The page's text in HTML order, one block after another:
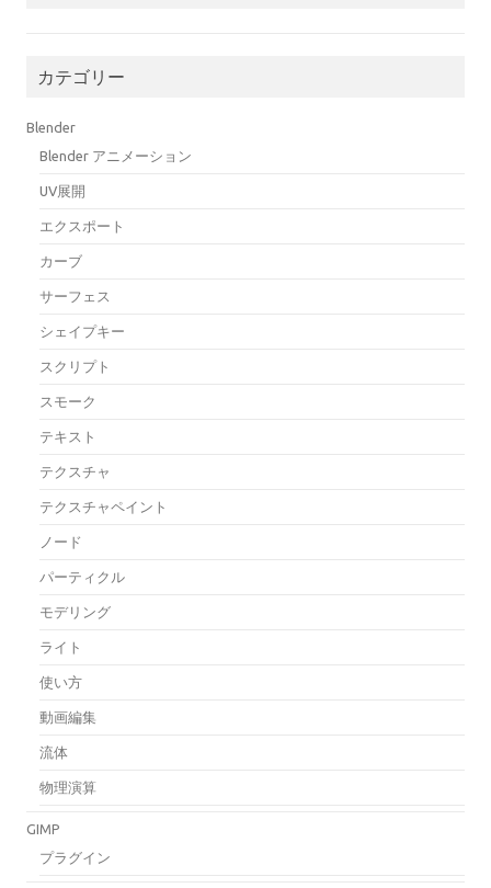
カテゴリー
Blender
Blender アニメーション
UV展開
エクスポート
カーブ
サーフェス
シェイプキー
スクリプト
スモーク
テキスト
テクスチャ
テクスチャペイント
ノード
パーティクル
モデリング
ライト
使い方
動画編集
流体
物理演算
GIMP
プラグイン